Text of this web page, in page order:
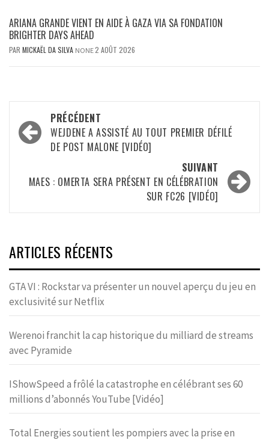
ARIANA GRANDE VIENT EN AIDE À GAZA VIA SA FONDATION
BRIGHTER DAYS AHEAD
PAR MICKAËL DA SILVA NONE2 AOÛT 2026
Navigation
d’article
PRÉCÉDENT
WEJDENE A ASSISTÉ AU TOUT PREMIER DÉFILÉ
DE POST MALONE [VIDÉO]
SUIVANT
MAES : OMERTA SERA PRÉSENT EN CÉLÉBRATION
SUR FC26 [VIDÉO]
ARTICLES RÉCENTS
GTA VI : Rockstar va présenter un nouvel aperçu du jeu en
exclusivité sur Netflix
Werenoi franchit la cap historique du milliard de streams
avec Pyramide
IShowSpeed a frôlé la catastrophe en célébrant ses 60
millions d’abonnés YouTube [Vidéo]
Total Energies soutient les pompiers avec la prise en